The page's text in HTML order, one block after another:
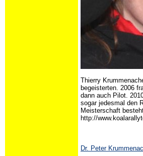
Thierry
begeisterten. 2006
dann auch Pilot.
sogar jedesmal den
Meisterschaft
http://
Dr. Peter